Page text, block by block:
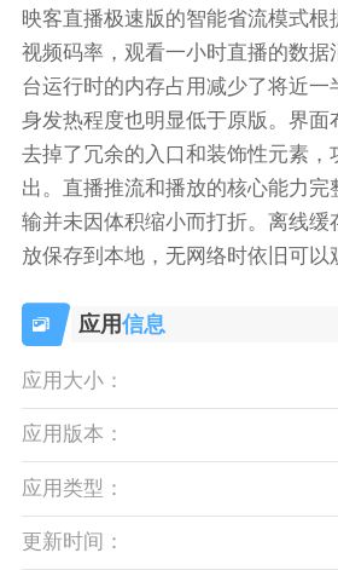
映客直播极速版的智能省流模式根
视频码率，观看一小时直播的数据
台运行时的内存占用减少了将近一
身发热程度也明显低于原版。界面
去掉了冗余的入口和装饰性元素，
出。直播推流和播放的核心能力完
输并未因体积缩小而打折。离线缓
放保存到本地，无网络时依旧可以
应用信息
应用大小：
应用版本：
应用类型：
更新时间：